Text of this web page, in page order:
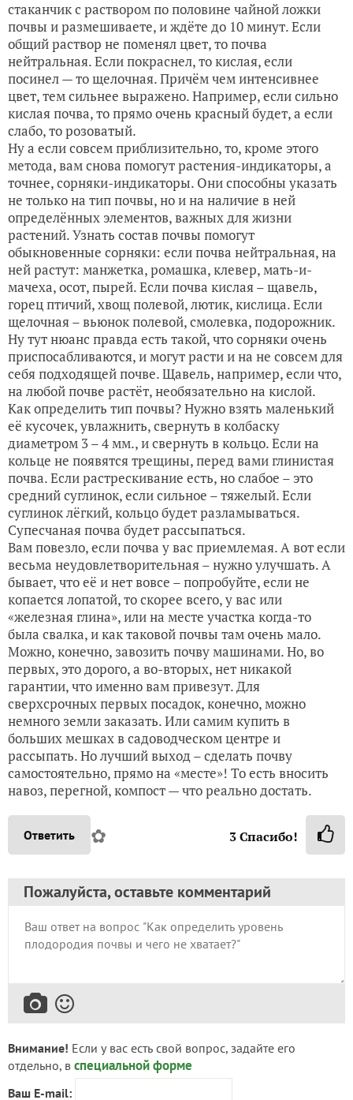
стаканчик с раствором по половине чайной ложки
почвы и размешиваете, и ждёте до 10 минут. Если
общий раствор не поменял цвет, то почва
нейтральная. Если покраснел, то кислая, если
посинел — то щелочная. Причём чем интенсивнее
цвет, тем сильнее выражено. Например, если сильно
кислая почва, то прямо очень красный будет, а если
слабо, то розоватый.
Ну а если совсем приблизительно, то, кроме этого
метода, вам снова помогут растения-индикаторы, а
точнее, сорняки-индикаторы. Они способны указать
не только на тип почвы, но и на наличие в ней
определённых элементов, важных для жизни
растений. Узнать состав почвы помогут
обыкновенные сорняки: если почва нейтральная, на
ней растут: манжетка, ромашка, клевер, мать-и-
мачеха, осот, пырей. Если почва кислая – щавель,
горец птичий, хвощ полевой, лютик, кислица. Если
щелочная – вьюнок полевой, смолевка, подорожник.
Ну тут нюанс правда есть такой, что сорняки очень
приспосабливаются, и могут расти и на не совсем для
себя подходящей почве. Щавель, например, если что,
на любой почве растёт, необязательно на кислой.
Как определить тип почвы? Нужно взять маленький
её кусочек, увлажнить, свернуть в колбаску
диаметром 3 – 4 мм., и свернуть в кольцо. Если на
кольце не появятся трещины, перед вами глинистая
почва. Если растрескивание есть, но слабое – это
средний суглинок, если сильное – тяжелый. Если
суглинок лёгкий, кольцо будет разламываться.
Супесчаная почва будет рассыпаться.
Вам повезло, если почва у вас приемлемая. А вот если
весьма неудовлетворительная – нужно улучшать. А
бывает, что её и нет вовсе – попробуйте, если не
копается лопатой, то скорее всего, у вас или
«железная глина», или на месте участка когда-то
была свалка, и как таковой почвы там очень мало.
Можно, конечно, завозить почву машинами. Но, во
первых, это дорого, а во-вторых, нет никакой
гарантии, что именно вам привезут. Для
сверхсрочных первых посадок, конечно, можно
немного земли заказать. Или самим купить в
больших мешках в садоводческом центре и
рассыпать. Но лучший выход – сделать почву
самостоятельно, прямо на «месте»! То есть вносить
навоз, перегной, компост — что реально достать.
Ответить ✿ 3Спасибо!
Пожалуйста, оставьте комментарий
Внимание! Если у вас есть свой вопрос, задайте его
отдельно, в специальной форме
Ваш E-mail: